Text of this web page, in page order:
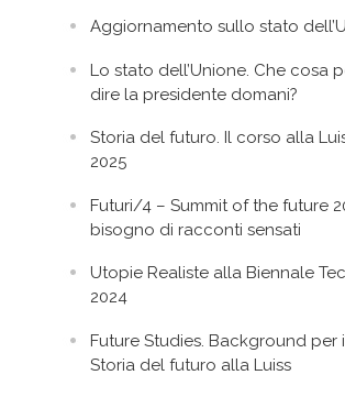
Aggiornamento sullo stato
Lo stato dell’Unione. Che cosa
dire la presidente domani?
Storia del futuro. Il corso alla
2025
Futuri/4 – Summit of the future
bisogno di racconti sensati
Utopie Realiste alla Biennale
2024
Future Studies. Background per
Storia del futuro alla Luiss